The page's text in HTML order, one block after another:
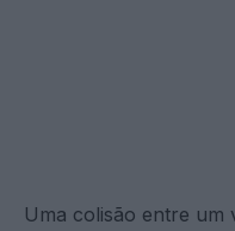
Uma colisão entre um